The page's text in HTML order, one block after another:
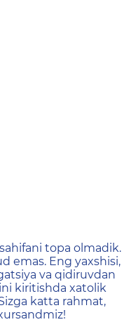
неtopa olmadik.
emas. Eng yaxshisi,
va qidiruvdan
kiritishda xatolik
katta rahmat,